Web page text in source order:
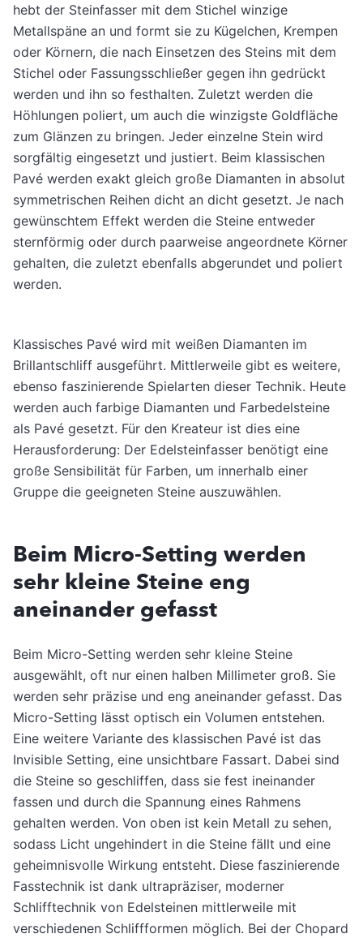
hebt der Steinfasser mit dem Stichel winzige
Metallspäne an und formt sie zu Kügelchen, Krempen
oder Körnern, die nach Einsetzen des Steins mit dem
Stichel oder Fassungsschließer gegen ihn gedrückt
werden und ihn so festhalten. Zuletzt werden die
Höhlungen poliert, um auch die winzigste Goldfläche
zum Glänzen zu bringen. Jeder einzelne Stein wird
sorgfältig eingesetzt und justiert. Beim klassischen
Pavé werden exakt gleich große Diamanten in absolut
symmetrischen Reihen dicht an dicht gesetzt. Je nach
gewünschtem Effekt werden die Steine entweder
sternförmig oder durch paarweise angeordnete Körner
gehalten, die zuletzt ebenfalls abgerundet und poliert
werden.
Klassisches Pavé wird mit weißen Diamanten im
Brillantschliff ausgeführt. Mittlerweile gibt es weitere,
ebenso faszinierende Spielarten dieser Technik. Heute
werden auch farbige Diamanten und Farbedelsteine
als Pavé gesetzt. Für den Kreateur ist dies eine
Herausforderung: Der Edelsteinfasser benötigt eine
große Sensibilität für Farben, um innerhalb einer
Gruppe die geeigneten Steine auszuwählen.
Beim Micro-Setting werden
sehr kleine Steine eng
aneinander gefasst
Beim Micro-Setting werden sehr kleine Steine
ausgewählt, oft nur einen halben Millimeter groß. Sie
werden sehr präzise und eng aneinander gefasst. Das
Micro-Setting lässt optisch ein Volumen entstehen.
Eine weitere Variante des klassischen Pavé ist das
Invisible Setting, eine unsichtbare Fassart. Dabei sind
die Steine so geschliffen, dass sie fest ineinander
fassen und durch die Spannung eines Rahmens
gehalten werden. Von oben ist kein Metall zu sehen,
sodass Licht ungehindert in die Steine fällt und eine
geheimnisvolle Wirkung entsteht. Diese faszinierende
Fasstechnik ist dank ultrapräziser, moderner
Schlifftechnik von Edelsteinen mittlerweile mit
verschiedenen Schliffformen möglich. Bei der Chopard